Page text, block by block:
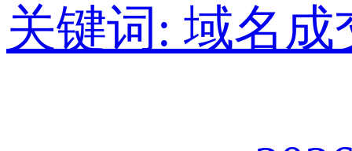
关键词: 域名